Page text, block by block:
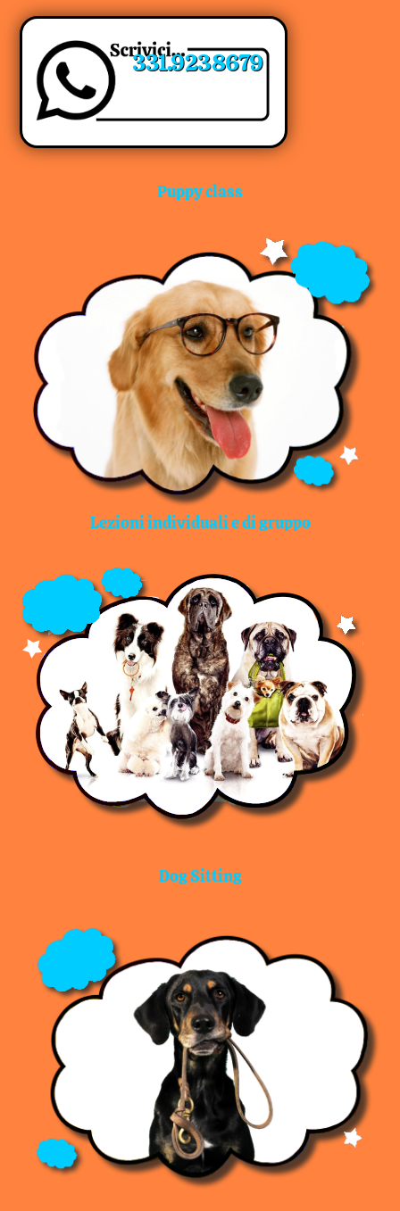
331.9238679
Puppy class
Lezioni individuali e di gruppo
Dog Sitting